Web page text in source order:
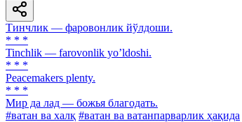
Тинчлик — фаровонлик йўлдоши.
* * *
Tinchlik — farovonlik yo’ldoshi.
* * *
Peacemakers plenty.
* * *
Мир да лад — божья благодать.
#ватан ва халқ #ватан ва ватанпарварлик ҳақида